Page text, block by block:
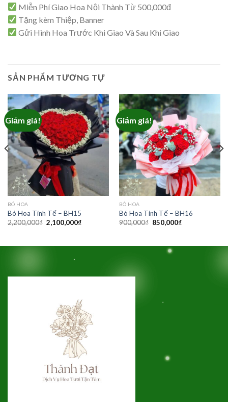
Miễn Phí Giao Hoa Nội Thành Từ 500,000đ
Tặng kèm Thiệp, Banner
Gửi Hình Hoa Trước Khi Giao Và Sau Khi Giao
SẢN PHẨM TƯƠNG TỰ
Giảm giá!
BÓ HOA
Bó Hoa Tinh Tế – BH15
2,200,000₫ Giá
gốc
2,100,000₫Giá
2,100,000₫.
Giảm giá!
BÓ HOA
Bó Hoa Tinh Tế – BH16
900,000₫ Giá
850,000₫Giá
850,000₫.